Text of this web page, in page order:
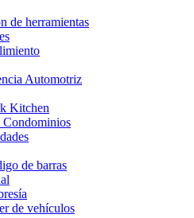
de herramientas
Automotriz
Kitchen
de barras
de vehículos